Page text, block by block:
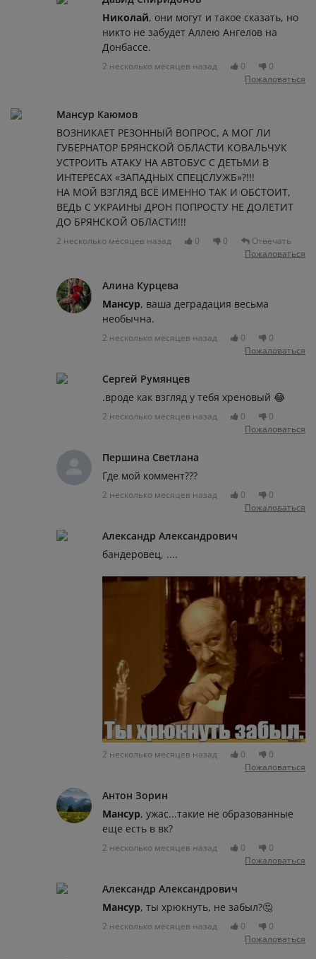
Николай, они могут и такое сказать, но
никто не забудет Аллею Ангелов на
Донбассе.
2 несколько месяцев назад 0
0
Пожаловаться
Мансур Каюмов
ВОЗНИКАЕТ РЕЗОННЫЙ ВОПРОС, А МОГ ЛИ
ГУБЕРНАТОР БРЯНСКОЙ ОБЛАСТИ КОВАЛЬЧУК
УСТРОИТЬ АТАКУ НА АВТОБУС С ДЕТЬМИ В
ИНТЕРЕСАХ «ЗАПАДНЫХ СПЕЦСЛУЖБ»?!!!
НА МОЙ ВЗГЛЯД ВСЁ ИМЕННО ТАК И ОБСТОИТ,
ВЕДЬ С УКРАИНЫ ДРОН ПОПРОСТУ НЕ ДОЛЕТИТ
ДО БРЯНСКОЙ ОБЛАСТИ!!!
2 несколько месяцев назад 0 0
Отвечать
Пожаловаться
Алина Курцева
Мансур, ваша деградация весьма
необычна.
2 несколько месяцев назад 0
0
Пожаловаться
Сергей Румянцев
.вроде как взгляд у тебя хреновый 😂
2 несколько месяцев назад 0
0
Пожаловаться
Першина Светлана
Где мой коммент???
2 несколько месяцев назад 0
0
Пожаловаться
Александр Александрович
бандеровец, ....
2 несколько месяцев назад 0
0
Пожаловаться
Антон Зорин
Мансур, ужас...такие не образованные
еще есть в вк?
2 несколько месяцев назад 0
0
Пожаловаться
Александр Александрович
Мансур, ты xpюкнyть, не забыл?🤔
2 несколько месяцев назад 0
0
Пожаловаться